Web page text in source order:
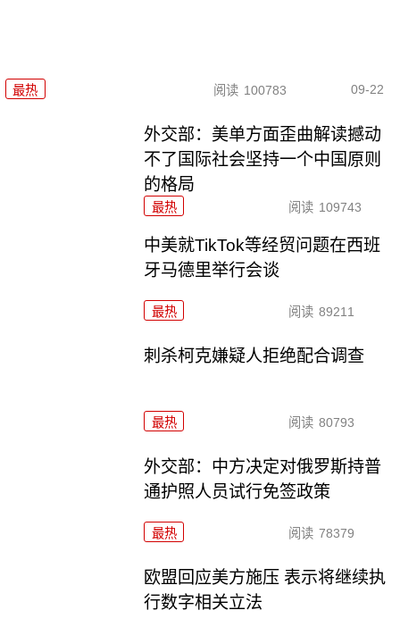
最热 阅读 100783 09-22
外交部：美单方面歪曲解读撼动
不了国际社会坚持一个中国原则
的格局
最热 阅读 109743
中美就TikTok等经贸问题在西班
牙马德里举行会谈
最热 阅读 89211
刺杀柯克嫌疑人拒绝配合调查
最热 阅读 80793
外交部：中方决定对俄罗斯持普
通护照人员试行免签政策
最热 阅读 78379
欧盟回应美方施压 表示将继续执
行数字相关立法